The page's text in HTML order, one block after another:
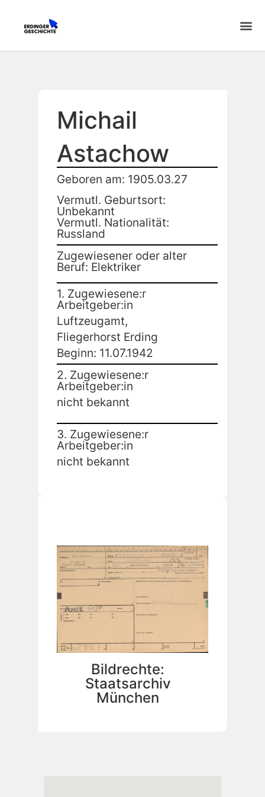
Michail
Astachow
Geboren am: 1905.03.27
Vermutl. Geburtsort:
Unbekannt
Vermutl. Nationalität:
Russland
Zugewiesener oder alter
Beruf: Elektriker
1. Zugewiesene:r
Arbeitgeber:in
Luftzeugamt,
Fliegerhorst Erding
Beginn: 11.07.1942
2. Zugewiesene:r
Arbeitgeber:in
nicht bekannt
3. Zugewiesene:r
Arbeitgeber:in
nicht bekannt
Bildrechte:
Staatsarchiv
München